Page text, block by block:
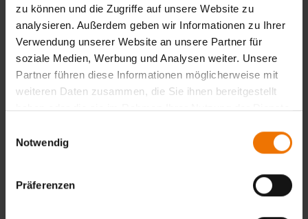
zu können und die Zugriffe auf unsere Website zu
analysieren. Außerdem geben wir Informationen zu Ihrer
Verwendung unserer Website an unsere Partner für
soziale Medien, Werbung und Analysen weiter. Unsere
Partner führen diese Informationen möglicherweise mit
weiteren Daten zusammen, die Sie ihnen bereitgestellt
haben oder die sie im Rahmen Ihrer Nutzung der Dienste
Notwendig
Präferenzen
Ausführungsklasse EXC 2 verfügen. Diese Norm regelt die
werkseigene Produktionskontrolle (WPK) und die
Anforderungen an die Schweißtechnik, Konstruktion und
Dokumentation. Die GSI SLV begleitet diesen Prozess als
anerkannte Überwachungsstelle und stellt als
Kooperationspartner der DVS Zert sicher, dass auch die
Ihre Vorteile